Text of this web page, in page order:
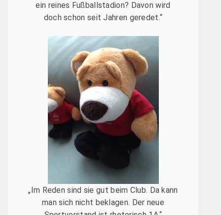
ein reines Fußballstadion? Davon wird
doch schon seit Jahren geredet.“
„Im Reden sind sie gut beim Club. Da kann
man sich nicht beklagen. Der neue